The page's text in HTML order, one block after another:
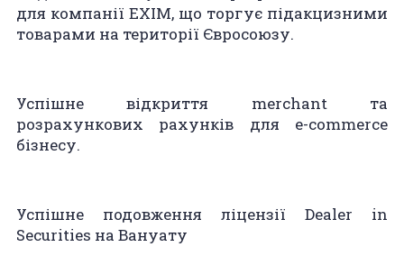
для компанії EXIM, що торгує підакцизними
товарами на території Євросоюзу.
Успішне відкриття merchant та
розрахункових рахунків для e-commerce
бізнесу.
Успішне подовження ліцензії Dealer in
Securities на Вануату